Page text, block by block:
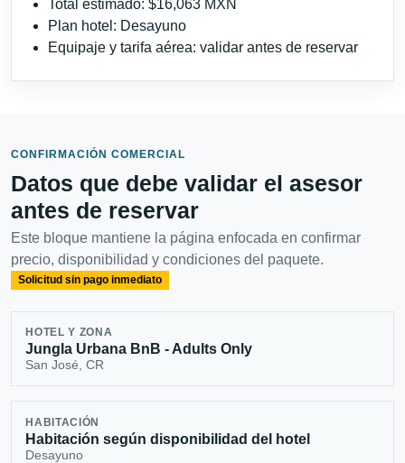
Total estimado: $16,063 MXN
Plan hotel: Desayuno
Equipaje y tarifa aérea: validar antes de reservar
CONFIRMACIÓN COMERCIAL
Datos que debe validar el asesor
antes de reservar
Este bloque mantiene la página enfocada en confirmar
precio, disponibilidad y condiciones del paquete.
Solicitud sin pago inmediato
HOTEL Y ZONA
Jungla Urbana BnB - Adults Only
San José, CR
HABITACIÓN
Habitación según disponibilidad del hotel
Desayuno